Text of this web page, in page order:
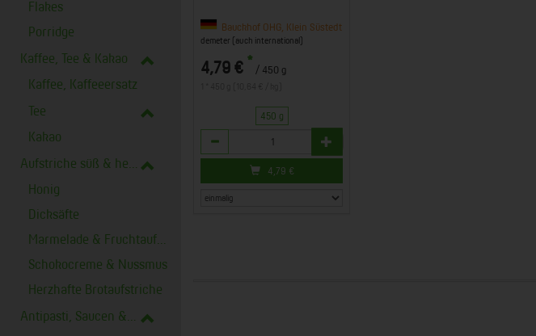
Flakes
Porridge
Kaffee, Tee & Kakao
Kaffee, Kaffeeersatz
Tee
Kakao
Aufstriche süß & herzhaft
Honig
Dicksäfte
Schokocreme & Nussmus
Herzhafte Brotaufstriche
Antipasti, Saucen & Fisch
Bauckhof OHG, Klein Süstedt
demeter (auch international)
4,79 € * / 450 g
450 g
Anzahl
4,79 €